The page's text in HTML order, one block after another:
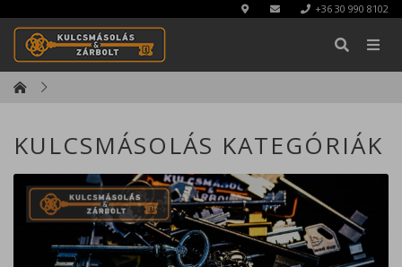
+36 30 990 8102
KERESÉS
Bezárás
KULCSMÁSOLÁS KATEGÓRIÁK